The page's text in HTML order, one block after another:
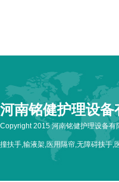
河南铭健护理设备
Copyright 2015 河南铭健护理设备
撞扶手,输液架,医用隔帘,无障碍扶手,